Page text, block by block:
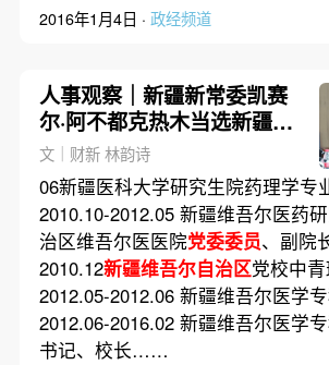
2016年1月4日 · 政经频道
人事观察｜新疆新常委凯赛
尔·阿不都克热木当选新疆总
工会主席
文｜财新 林韵诗
06新疆医科大学研究生院药理学专
2010.10-2012.05 新疆维吾尔医药
治区维吾尔医医院党委委员、副院
2010.12新疆维吾尔自治区党校中青
2012.05-2012.06 新疆维吾尔医学
2012.06-2016.02 新疆维吾尔医学
书记、校长……